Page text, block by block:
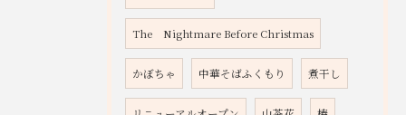
The Nightmare Before Christmas
かぼちゃ 中華そばふくもり 煮干し